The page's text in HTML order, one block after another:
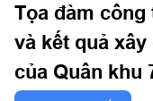
Tọa đàm
và kết quả
của Quân khu